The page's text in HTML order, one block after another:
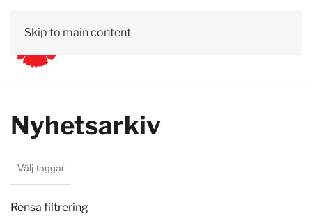
Skip to main content
Nyhetsarkiv
Rensa filtrering